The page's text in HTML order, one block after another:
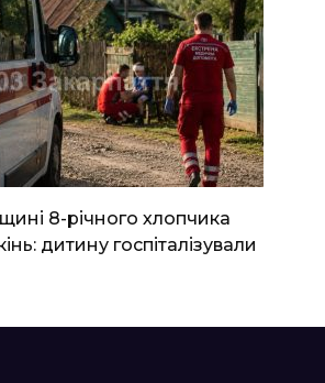
8-річного хлопчика
дитину госпіталізували